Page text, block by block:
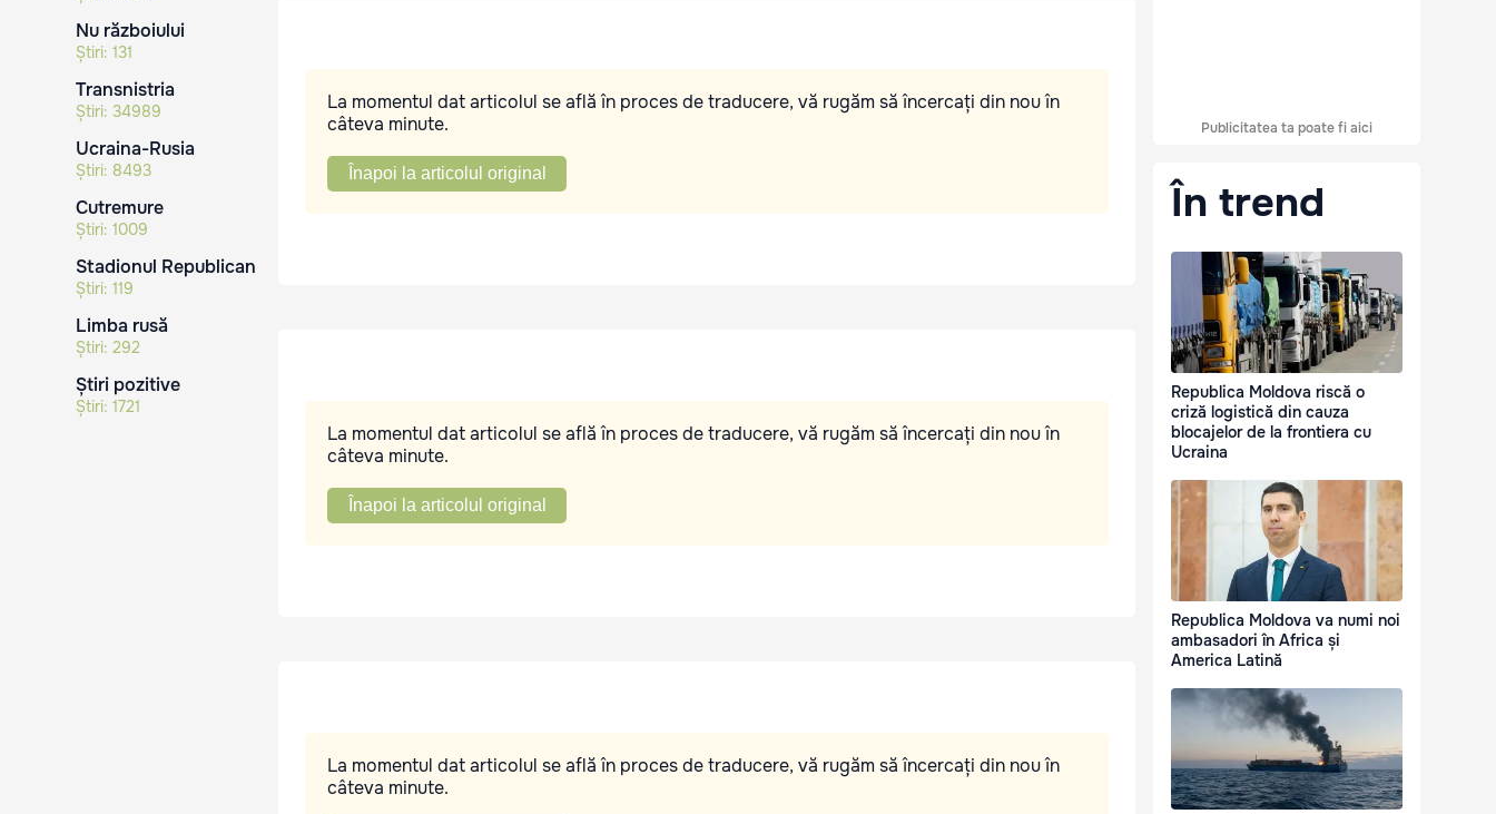
Nu războiului
Știri: 131
Transnistria
Știri: 34989
Ucraina-Rusia
Știri: 8493
Cutremure
Știri: 1009
Stadionul Republican
Știri: 119
Limba rusă
Știri: 292
Știri pozitive
Știri: 1721
La momentul dat articolul se află în proces de traducere, vă rugăm să încercați din nou în
câteva minute.
Înapoi la articolul original
La momentul dat articolul se află în proces de traducere, vă rugăm să încercați din nou în
câteva minute.
Înapoi la articolul original
La momentul dat articolul se află în proces de traducere, vă rugăm să încercați din nou în
câteva minute.
Publicitatea ta poate fi aici
În trend
Republica Moldova riscă o
criză logistică din cauza
blocajelor de la frontiera cu
Ucraina
Republica Moldova va numi noi
ambasadori în Africa și
America Latină